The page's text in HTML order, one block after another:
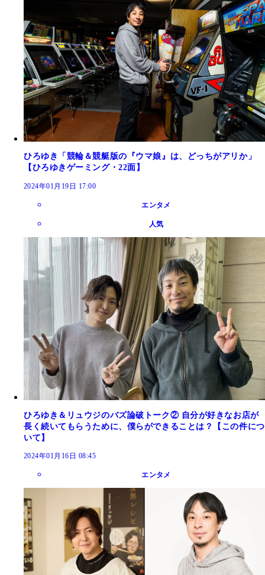
ひろゆき「競輪＆競艇版の『ウマ娘』は、どっちがアリか」
【ひろゆきゲーミング・22面】
2024年01月19日 17:00
エンタメ
人気
ひろゆき＆リュウジのバズ論破トーク② 自分が好きなお店が
長く続いてもらうために、僕らができることは？【この件につ
いて】
2024年01月16日 08:45
エンタメ